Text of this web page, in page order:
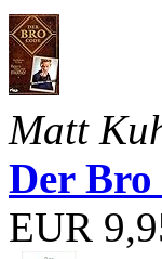
Matt
Der
EUR